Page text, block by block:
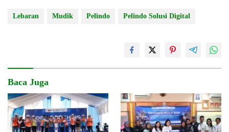
Lebaran Mudik Pelindo Pelindo Solusi Digital
Baca Juga